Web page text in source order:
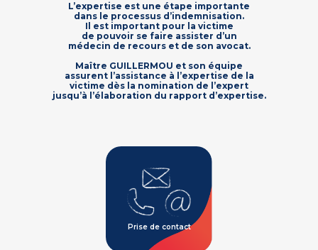
L’expertise est une étape importante
dans le processus d’indemnisation.
Il est important pour la victime
de pouvoir se faire assister d’un
médecin de recours et de son avocat.
Maître GUILLERMOU et son équipe
assurent l’assistance à l’expertise de la
victime dès la nomination de l’expert
jusqu’à l’élaboration du rapport d’expertise.
Prise de contact